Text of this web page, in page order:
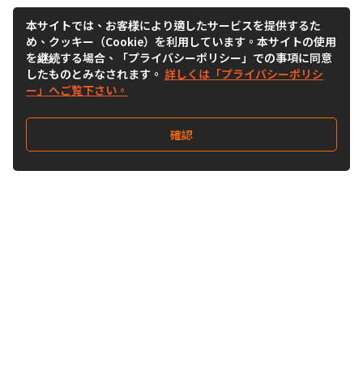
本サイトでは、お客様により適したサービスを提供するた
め、クッキー（Cookie）を利用しています。本サイトの使用
を継続する場合、「プライバシーポリシー」での事項に同意
したものとみなされます。 詳しくは「プライバシーポリシ
ー」へご覧下さい。
確認